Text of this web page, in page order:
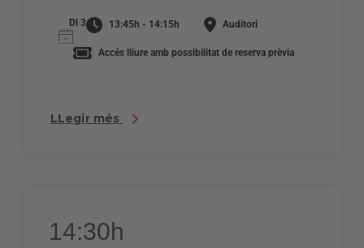
Dl 3 13:45h - 14:15h Auditori
Accés lliure amb possibilitat de reserva prèvia
LLegir més
14:30h